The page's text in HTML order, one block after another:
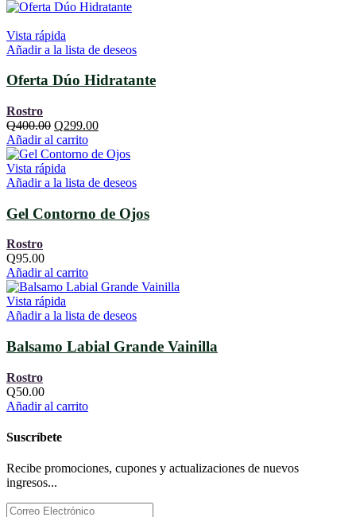
Vista rápida
Añadir a la lista de deseos
Oferta Dúo Hidratante
Rostro
Q400.00 El
precio
original
era:
Q400.00.
Q299.00El
actual
Q299.00.
Añadir al carrito
Vista rápida
Añadir a la lista de deseos
Gel Contorno de Ojos
Rostro
Q95.00
Añadir al carrito
Vista rápida
Añadir a la lista de deseos
Balsamo Labial Grande Vainilla
Rostro
Q50.00
Añadir al carrito
Suscríbete
Recibe promociones, cupones y actualizaciones de nuevos
ingresos...